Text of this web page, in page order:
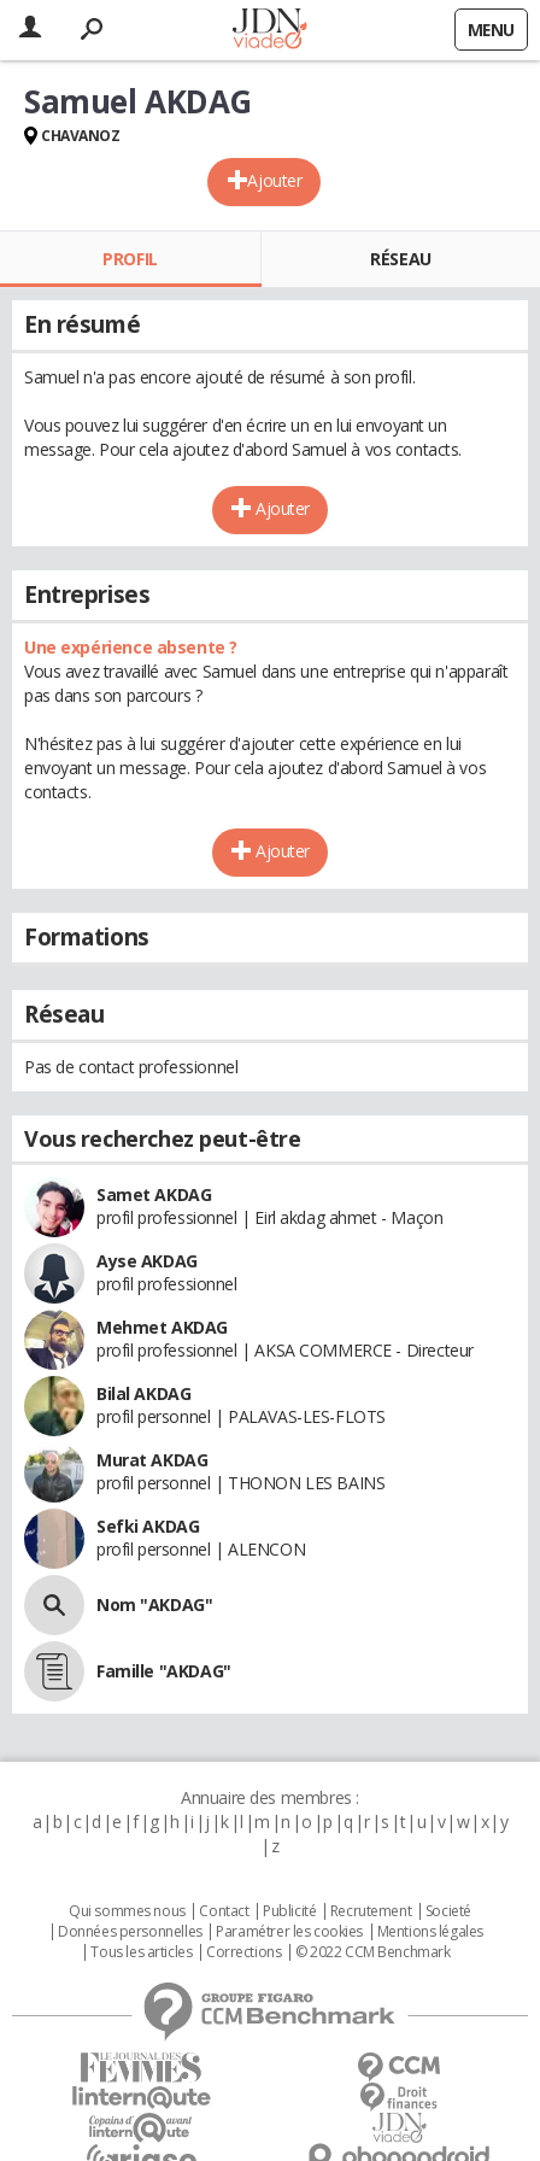
MENU
Ajouter
Samuel AKDAG
CHAVANOZ
PROFIL RÉSEAU
En résumé
Samuel n'a pas encore ajouté de résumé à son profil.
Vous pouvez lui suggérer d'en écrire un en lui envoyant un
message. Pour cela ajoutez d'abord Samuel à vos contacts.
Ajouter
Entreprises
Une expérience absente ?
Vous avez travaillé avec Samuel dans une entreprise qui n'apparaît
pas dans son parcours ?
N'hésitez pas à lui suggérer d'ajouter cette expérience en lui
envoyant un message. Pour cela ajoutez d'abord Samuel à vos
contacts.
Ajouter
Formations
Réseau
Pas de contact professionnel
Vous recherchez peut-être
Samet AKDAG
profil professionnel | Eirl akdag ahmet - Maçon
Ayse AKDAG
profil professionnel
Mehmet AKDAG
profil professionnel | AKSA COMMERCE - Directeur
Bilal AKDAG
profil personnel | PALAVAS-LES-FLOTS
Murat AKDAG
profil personnel | THONON LES BAINS
Sefki AKDAG
profil personnel | ALENCON
Nom "AKDAG"
Famille "AKDAG"
Annuaire des membres :
a b c d e f g h i j k l m n o p q r s t u v w x y
z
Qui sommes nous Contact Publicité Recrutement
Societé
Données personnelles
Paramétrer les cookies
Mentions légales
Tous les articles
Corrections © 2022 CCM Benchmark